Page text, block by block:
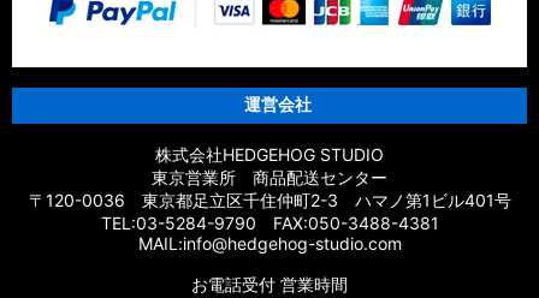
運営会社
株式会社HEDGEHOG STUDIO
東京営業所 商品配送センター
〒120-0036 東京都足立区千住仲町2-3 ハマノ第1ビル401号
TEL:03-5284-9790 FAX:050-3488-4381
MAIL:info@hedgehog-studio.com
お電話受付 営業時間